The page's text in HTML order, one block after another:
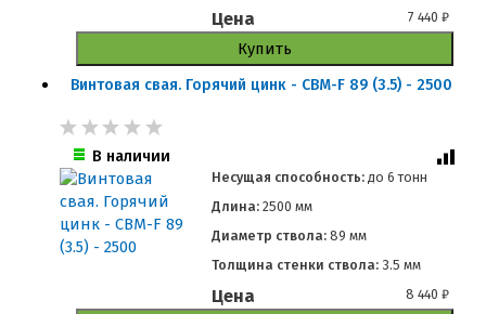
Цена 7 440₽
Купить
Винтовая свая. Горячий цинк - СВМ-F 89 (3.5) - 2500
В наличии
Несущая способность: до 6 тонн
Длина:2500 мм
Диаметр ствола:89 мм
Толщина стенки ствола:3.5 мм
Цена 8 440₽